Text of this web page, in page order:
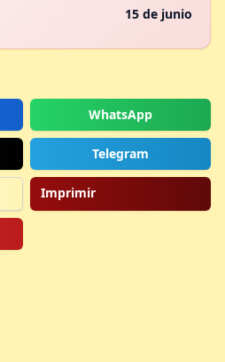
15 de junio
WhatsApp
Telegram
Imprimir